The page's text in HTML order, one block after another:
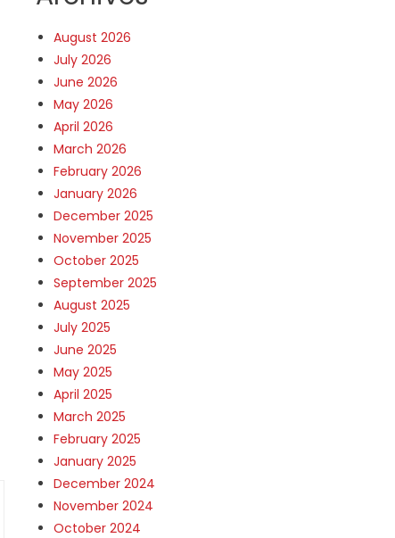
August 2026
July 2026
June 2026
May 2026
April 2026
March 2026
February 2026
January 2026
December 2025
November 2025
October 2025
September 2025
August 2025
July 2025
June 2025
May 2025
April 2025
March 2025
February 2025
January 2025
December 2024
November 2024
October 2024